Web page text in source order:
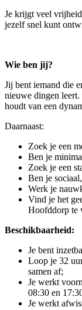
Je krijgt veel
jezelf snel kunt
Wie ben jij?
Jij bent iemand die
nieuwe dingen leert.
houdt van een
Daarnaast:
Zoek je een
Ben je
Zoek je een
Ben je
Werk je
Vind je het
Hoofddorp te
Beschikbaarheid:
Je bent
Loop je 32
samen af;
Je werkt
08:30 en
Je werkt